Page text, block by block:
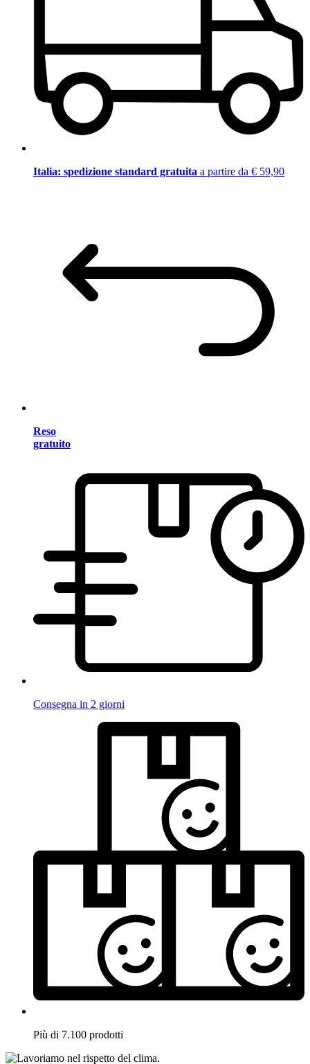
Italia: spedizione standard gratuita a partire da € 59,90
Reso
gratuito
Consegna in 2 giorni
Più di 7.100 prodotti